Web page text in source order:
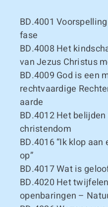
BD.4001
fase
BD.4008 Het
van Jezus Christus
BD.4009 God is een
rechtvaardige
aarde
BD.4012Het belijden
christendom
BD.4016“Ik klop aan
op”
BD.4017Wat is
BD.4020 Het
openbaringen –